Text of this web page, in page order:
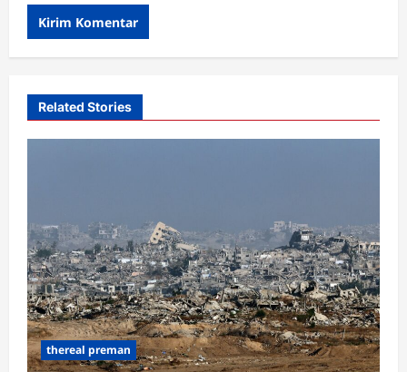
Related Stories
thereal preman